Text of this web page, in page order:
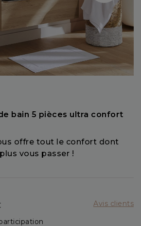
bain 5 pièces ultra confort
offre tout le confort dont
vous passer !
Avis clients